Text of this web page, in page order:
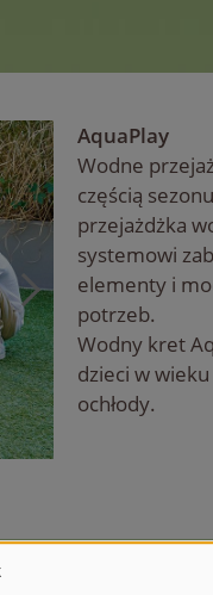
AquaPlay
Wodne
częścią
przejażdżka
systemowi
elementy i
potrzeb.
Wodny kret
dzieci w
ochłody.